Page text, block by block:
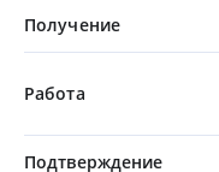
Получение
Работа
Подтверждение